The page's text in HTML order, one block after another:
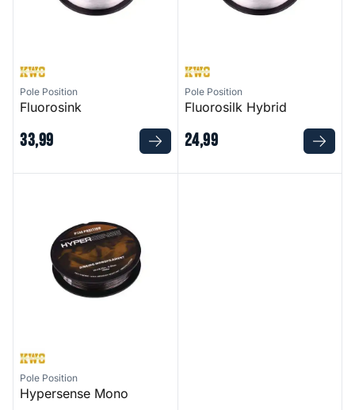
Pole Position
Fluorosink
33,99
Pole Position
Fluorosilk Hybrid
24,99
Pole Position
Hypersense Mono